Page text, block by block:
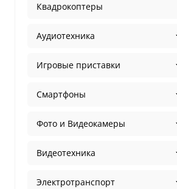
Sienna
sky blue
space gray
Terra
ultramarine
Квадрокоптеры
Аудиотехника
Игровые приставки
Смартфоны
Фото и Видеокамеры
Видеотехника
Электротранспорт